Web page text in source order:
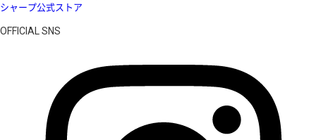
シャープ公式ストア
OFFICIAL SNS